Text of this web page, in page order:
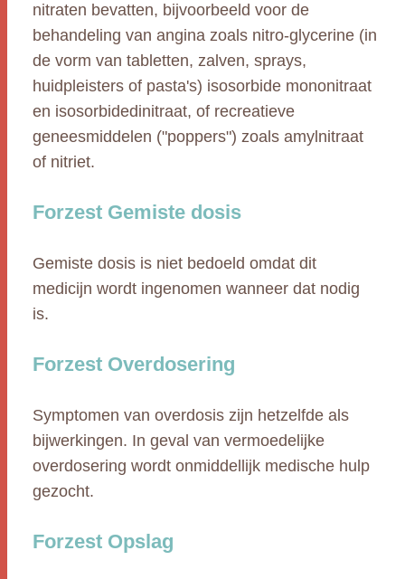
nitraten bevatten, bijvoorbeeld voor de
behandeling van angina zoals nitro-glycerine (in
de vorm van tabletten, zalven, sprays,
huidpleisters of pasta's) isosorbide mononitraat
en isosorbidedinitraat, of recreatieve
geneesmiddelen ("poppers") zoals amylnitraat
of nitriet.
Forzest Gemiste dosis
Gemiste dosis is niet bedoeld omdat dit
medicijn wordt ingenomen wanneer dat nodig
is.
Forzest Overdosering
Symptomen van overdosis zijn hetzelfde als
bijwerkingen. In geval van vermoedelijke
overdosering wordt onmiddellijk medische hulp
gezocht.
Forzest Opslag